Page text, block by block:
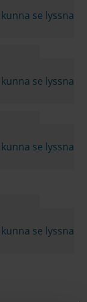
se lyssna
se lyssna
se lyssna
se lyssna